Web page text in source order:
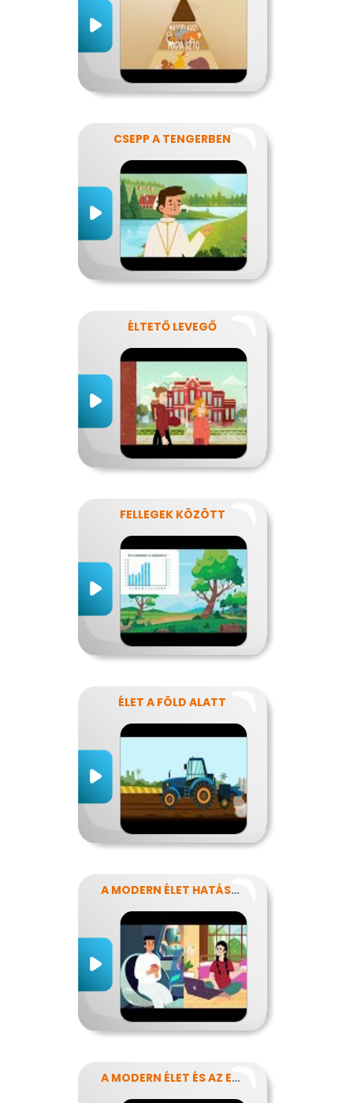
CSEPP A TENGERBEN
ÉLTETŐ LEVEGŐ
FELLEGEK KÖZÖTT
ÉLET A FÖLD ALATT
A MODERN ÉLET HATÁSA AZ ERŐFORRÁSAINK FELHASZNÁLÁSÁRA
A MODERN ÉLET ÉS AZ ENERGIA